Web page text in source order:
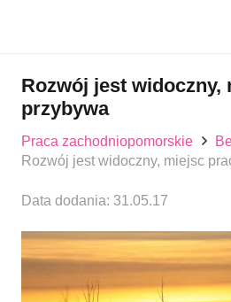
Rozwój jest widoczny,
przybywa
Praca zachodniopomorskie
Rozwój jest widoczny, miejsc
Data dodania: 31.05.17